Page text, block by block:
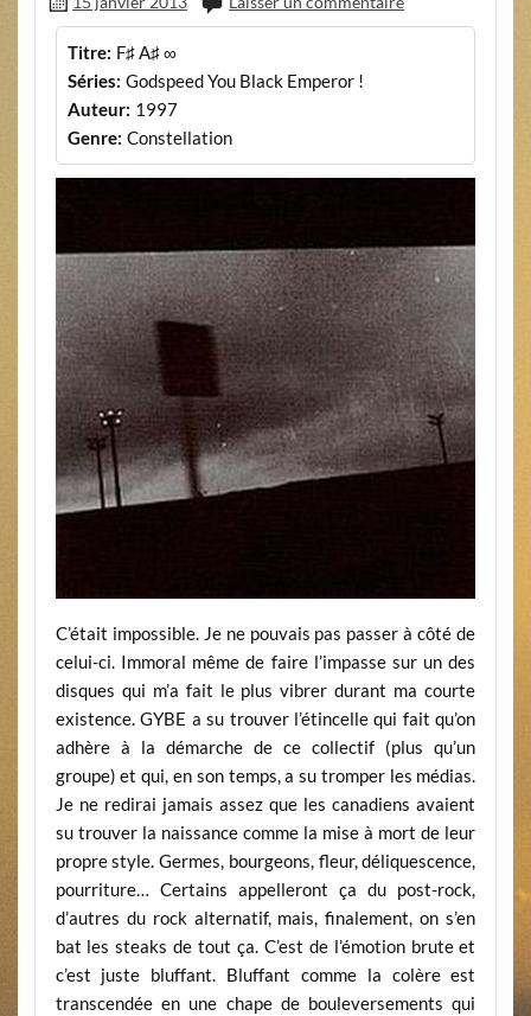
Titre: F♯ A♯ ∞
Séries: Godspeed You Black Emperor !
Auteur: 1997
Genre: Constellation
C’était impossible. Je ne pouvais pas passer à côté de
celui-ci. Immoral même de faire l’impasse sur un des
disques qui m’a fait le plus vibrer durant ma courte
existence. GYBE a su trouver l’étincelle qui fait qu’on
adhère à la démarche de ce collectif (plus qu’un
groupe) et qui, en son temps, a su tromper les médias.
Je ne redirai jamais assez que les canadiens avaient
su trouver la naissance comme la mise à mort de leur
propre style. Germes, bourgeons, fleur, déliquescence,
pourriture… Certains appelleront ça du post-rock,
d’autres du rock alternatif, mais, finalement, on s’en
bat les steaks de tout ça. C’est de l’émotion brute et
c’est juste bluffant. Bluffant comme la colère est
transcendée en une chape de bouleversements qui